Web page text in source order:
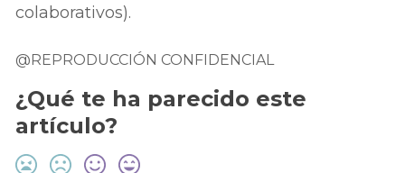
colaborativos).
@REPRODUCCIÓN CONFIDENCIAL
¿Qué te ha parecido este
artículo?